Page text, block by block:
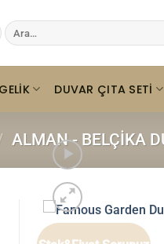
Ara:
DUVAR ÇITA SETI
ALMAN - BELÇIKA